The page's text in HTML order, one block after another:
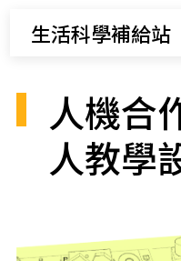
生活科學補給站
人機合
人教學